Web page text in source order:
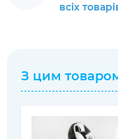
всіх
З цим